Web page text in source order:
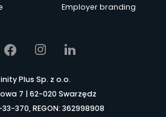
Employer branding
Plus Sp. z o.o.
7 | 62-020 Swarzędz
370, REGON: 362998908